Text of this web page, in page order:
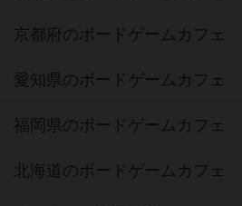
京都府のボードゲームカフェ
愛知県のボードゲームカフェ
福岡県のボードゲームカフェ
北海道のボードゲームカフェ